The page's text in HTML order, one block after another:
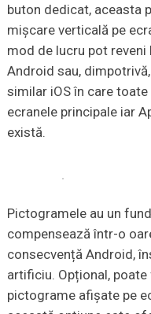
buton dedicat, aceasta
mișcare verticală pe
mod de lucru pot
Android sau,
similar iOS în care
ecranele principale iar
există.
Pictogramele au un
compensează într-o
consecvență Android,
artificiu. Opțional,
pictograme afișate pe